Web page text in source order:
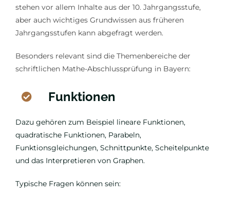
stehen vor allem Inhalte aus der 10. Jahrgangsstufe,
aber auch wichtiges Grundwissen aus früheren
Jahrgangsstufen kann abgefragt werden.
Besonders relevant sind die Themenbereiche der
schriftlichen Mathe-Abschlussprüfung in Bayern:
Funktionen
Dazu gehören zum Beispiel lineare Funktionen,
quadratische Funktionen, Parabeln,
Funktionsgleichungen, Schnittpunkte, Scheitelpunkte
und das Interpretieren von Graphen.
Typische Fragen können sein: